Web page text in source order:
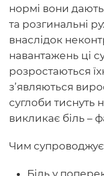
нормі вони
та розгинальні
внаслідок
навантажень ці
розростаються
з’являються
суглоби тиснуть
викликає біль –
Чим